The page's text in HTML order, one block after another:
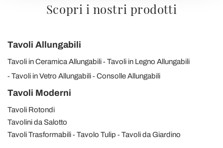
Scopri i nostri prodotti
Tavoli Allungabili
Tavoli in Ceramica Allungabili
Tavoli in Legno Allungabili
Tavoli in Vetro Allungabili
Consolle Allungabili
Tavoli Moderni
Tavoli Rotondi
Tavolini da Salotto
Tavoli Trasformabili
Tavolo Tulip Tavoli da Giardino